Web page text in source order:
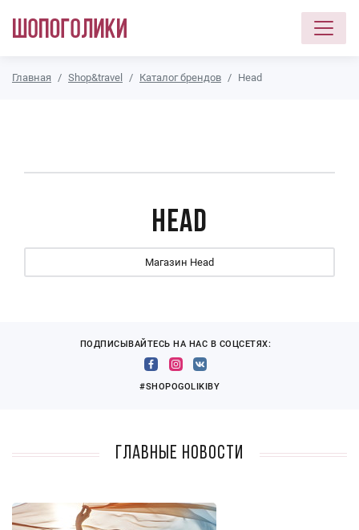
Главная Shop&travel Каталог брендов Head
Head
Магазин Head
ПОДПИСЫВАЙТЕСЬ НА НАС В СОЦСЕТЯХ:
#SHOPOGOLIKIBY
Главные новости